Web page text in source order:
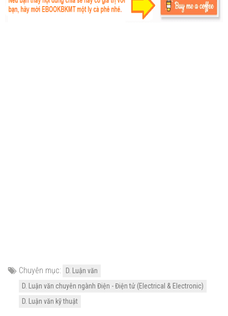
Chuyên mục:
D. Luận văn
D. Luận văn chuyên ngành Điện - Điện tử (Electrical & Electronic)
D. Luận văn kỹ thuật